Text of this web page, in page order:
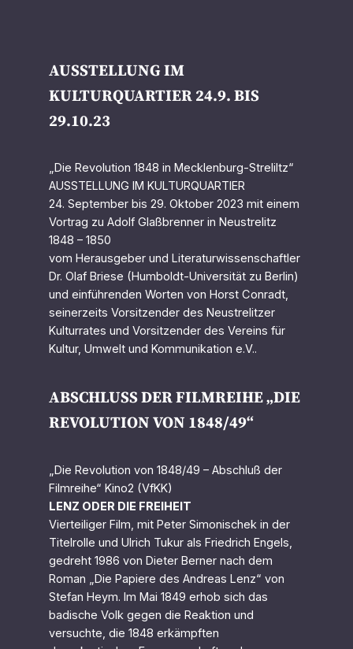
AUSSTELLUNG IM
KULTURQUARTIER 24.9. BIS
29.10.23
„Die Revolution 1848 in Mecklenburg-Streliltz“
AUSSTELLUNG IM KULTURQUARTIER
24. September bis 29. Oktober 2023 mit einem
Vortrag zu Adolf Glaßbrenner in Neustrelitz
1848 – 1850
vom Herausgeber und Literaturwissenschaftler
Dr. Olaf Briese (Humboldt-Universität zu Berlin)
und einführenden Worten von Horst Conradt,
seinerzeits Vorsitzender des Neustrelitzer
Kulturrates und Vorsitzender des Vereins für
Kultur, Umwelt und Kommunikation e.V..
ABSCHLUSS DER FILMREIHE „DIE
REVOLUTION VON 1848/49“
„Die Revolution von 1848/49 – Abschluß der
Filmreihe“ Kino2 (VfKK)
LENZ ODER DIE FREIHEIT
Vierteiliger Film, mit Peter Simonischek in der
Titelrolle und Ulrich Tukur als Friedrich Engels,
gedreht 1986 von Dieter Berner nach dem
Roman „Die Papiere des Andreas Lenz“ von
Stefan Heym. Im Mai 1849 erhob sich das
badische Volk gegen die Reaktion und
versuchte, die 1848 erkämpften